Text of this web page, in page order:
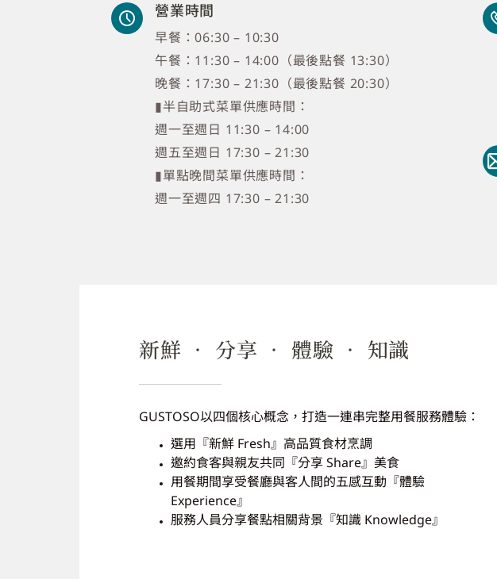
營業時間
早餐：06:30 – 10:30
午餐：11:30 – 14:00（最後點餐 13:30）
晚餐：17:30 – 21:30（最後點餐 20:30）
▮半自助式菜單供應時間：
週一至週日 11:30 – 14:00
週五至週日 17:30 – 21:30
▮單點晚間菜單供應時間：
週一至週四 17:30 – 21:30
新鮮 ‧ 分享 ‧ 體驗 ‧ 知識
GUSTOSO以四個核心概念，打造一連串完整用餐服務體驗：
選用『新鮮 Fresh』高品質食材烹調
邀約食客與親友共同『分享 Share』美食
用餐期間享受餐廳與客人間的五感互動『體驗
Experience』
服務人員分享餐點相關背景『知識 Knowledge』